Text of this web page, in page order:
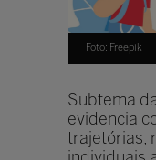
Foto: Freepik
Subtema
evidencia
trajetórias,